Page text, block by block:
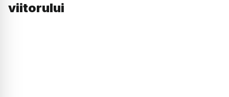
viitorului